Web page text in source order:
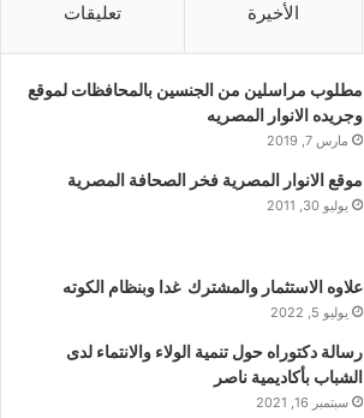
الأخيرة تعليقات
مطلوب مراسلين من الجنسين بالمحافظات لموقع
وجريده الانوار المصريه
مارس 7, 2019
موقع الانوار المصرية فخر الصحافة المصرية
يوليو 30, 2011
علاوه الاستثمار والمشترك غدا وبنظام الكوته
يوليو 5, 2022
رسالة دكتوراه حول تنمية الولاء والانتماء لدى
الشباب بأكاديمية ناصر
سبتمبر 16, 2021